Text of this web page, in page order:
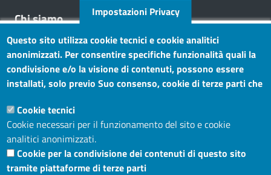
Chi siamo
Mission
Statuto e carta dei servizi
Social
Sito web
Accesso riservato
Impostazioni Privacy
Questo sito utilizza cookie tecnici e cookie analitici
anonimizzati. Per consentire specifiche funzionalità quali la
condivisione e/o la visione di contenuti, possono essere
installati, solo previo Suo consenso, cookie di terze parti che
questo banner, può accettare tutti i cookies, selezionare le
categorie di cookie di cui consente l’utilizzo e/o modificare le
Sue preferenze. Per vedere la Cookie Policy completa, clicchi
Maggiori informazioni
Cookie tecnici
Cookie necessari per il funzionamento del sito e cookie
analitici anonimizzati.
Cookie per la condivisione dei contenuti di questo sito
tramite piattaforme di terze parti